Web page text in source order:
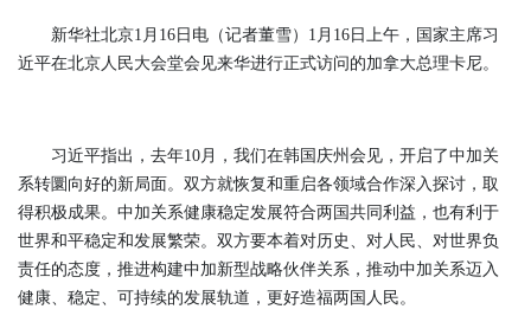
新华社北京1月16日电（记者董雪）1月16日上午，国家主席习
近平在北京人民大会堂会见来华进行正式访问的加拿大总理卡尼。
习近平指出，去年10月，我们在韩国庆州会见，开启了中加关
系转圜向好的新局面。双方就恢复和重启各领域合作深入探讨，取
得积极成果。中加关系健康稳定发展符合两国共同利益，也有利于
世界和平稳定和发展繁荣。双方要本着对历史、对人民、对世界负
责任的态度，推进构建中加新型战略伙伴关系，推动中加关系迈入
健康、稳定、可持续的发展轨道，更好造福两国人民。